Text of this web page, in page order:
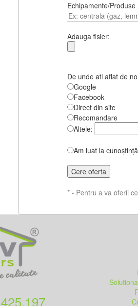
Echipamente/Produse
Adauga fisier:
De unde ati aflat de
Google
Facebook
Direct din site
Recomandare
Altele:
Am luat la
* - Pentru a va oferii